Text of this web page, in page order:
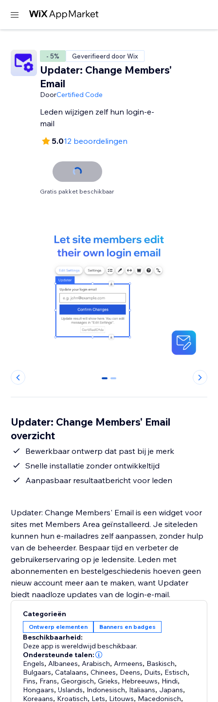
- 5% Geverifieerd door Wix
Updater: Change Members'
Email
DoorCertified Code
Leden wijzigen zelf hun login-e-
mail
5.012 beoordelingen
Gratis pakket beschikbaar
0 1
Updater: Change Members' Email
overzicht
Bewerkbaar ontwerp dat past bij je merk
Snelle installatie zonder ontwikkeltijd
Aanpasbaar resultaatbericht voor leden
Updater: Change Members' Email is een widget voor
sites met Members Area geïnstalleerd. Je siteleden
kunnen hun e-mailadres zelf aanpassen, zonder hulp
van de beheerder. Bespaar tijd en verbeter de
gebruikerservaring op je ledensite. Leden met
abonnementen en bestelgeschiedenis hoeven geen
nieuw account meer aan te maken, want Updater
biedt naadloze updates van de login-e-mail.
Categorieën
Ontwerp elementen Banners en badges
Beschikbaarheid:
Deze app is wereldwijd beschikbaar.
Ondersteunde talen:
Engels, Albanees, Arabisch, Armeens, Baskisch,
Bulgaars,Catalaans,Chinees, Deens, Duits, Estisch,
Fins, Frans,Georgisch,Grieks, Hebreeuws, Hindi,
Hongaars,IJslands, Indonesisch, Italiaans, Japans,
Koreaans, Kroatisch, Lets, Litouws, Macedonisch,